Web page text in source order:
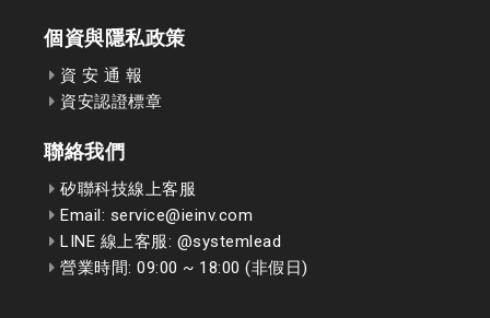
個資與隱私政策
資 安 通 報
資安認證標章
聯絡我們
矽聯科技線上客服
Email: service@ieinv.com
LINE 線上客服: @systemlead
營業時間: 09:00 ~ 18:00 (非假日)